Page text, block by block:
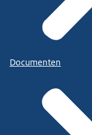
Documenten